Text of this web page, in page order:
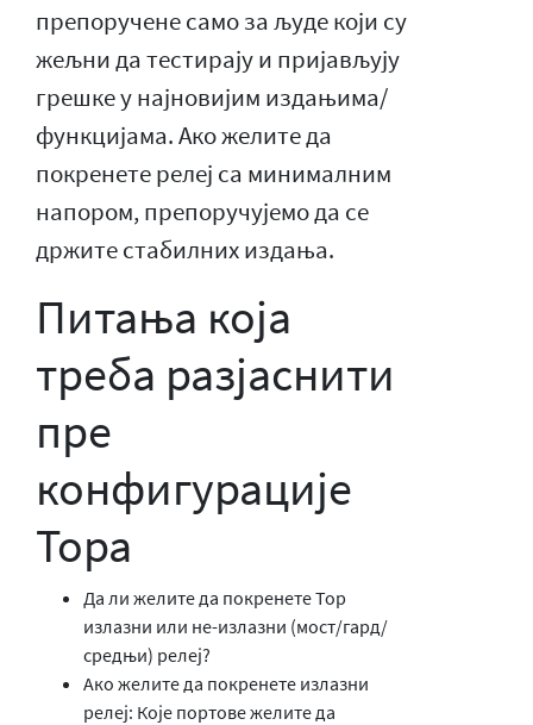
препоручене само за људе који су
жељни да тестирају и пријављују
грешке у најновијим издањима/
функцијама. Ако желите да
покренете релеј са минималним
напором, препоручујемо да се
држите стабилних издања.
Питања која
треба разјаснити
пре
конфигурације
Тора
Да ли желите да покренете Тор
излазни или не-излазни (мост/гард/
средњи) релеј?
Ако желите да покренете излазни
релеј: Које портове желите да